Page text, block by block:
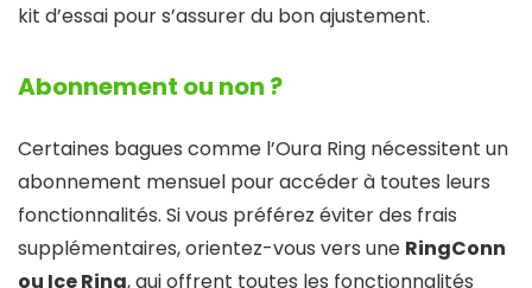
kit d’essai pour s’assurer du bon ajustement.
Abonnement ou non ?
Certaines bagues comme l’Oura Ring nécessitent un
abonnement mensuel pour accéder à toutes leurs
fonctionnalités. Si vous préférez éviter des frais
supplémentaires, orientez-vous vers une RingConn
ou Ice Ring, qui offrent toutes les fonctionnalités